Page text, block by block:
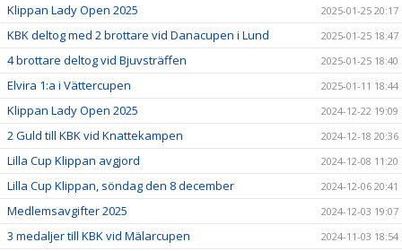
Klippan Lady Open 2025 2025-01-25 20:17
KBK deltog med 2 brottare vid Danacupen i Lund 2025-01-25 18:47
4 brottare deltog vid Bjuvsträffen 2025-01-25 18:40
Elvira 1:a i Vättercupen 2025-01-11 18:44
Klippan Lady Open 2025 2024-12-22 19:09
2 Guld till KBK vid Knattekampen 2024-12-18 20:36
Lilla Cup Klippan avgjord 2024-12-08 11:20
Lilla Cup Klippan, söndag den 8 december 2024-12-06 20:41
Medlemsavgifter 2025 2024-12-03 19:07
3 medaljer till KBK vid Mälarcupen 2024-11-03 18:54